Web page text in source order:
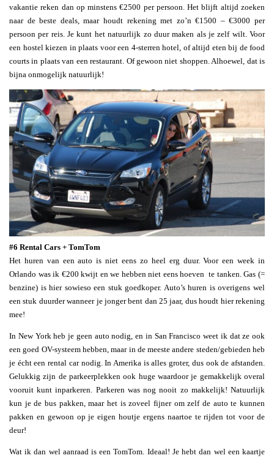
vakantie reken dan op minstens €2500 per persoon. Het blijft altijd zoeken
naar de beste deals, maar houdt rekening met zo’n €1500 – €3000 per
persoon per reis. Je kunt het natuurlijk zo duur maken als je zelf wilt. Voor
een hostel kiezen in plaats voor een 4-sterren hotel, of altijd eten bij de food
courts in plaats van een restaurant. Of gewoon niet shoppen. Alhoewel, dat is
bijna onmogelijk natuurlijk!
#6 Rental Cars + TomTom
Het huren van een auto is niet eens zo heel erg duur. Voor een week in
Orlando was ik €200 kwijt en we hebben niet eens hoeven te tanken. Gas (=
benzine) is hier sowieso een stuk goedkoper. Auto’s huren is overigens wel
een stuk duurder wanneer je jonger bent dan 25 jaar, dus houdt hier rekening
mee!
In New York heb je geen auto nodig, en in San Francisco weet ik dat ze ook
een goed OV-systeem hebben, maar in de meeste andere steden/gebieden heb
je écht een rental car nodig. In Amerika is alles groter, dus ook de afstanden.
Gelukkig zijn de parkeerplekken ook huge waardoor je gemakkelijk overal
vooruit kunt inparkeren. Parkeren was nog nooit zo makkelijk! Natuurlijk
kun je de bus pakken, maar het is zoveel fijner om zelf de auto te kunnen
pakken en gewoon op je eigen houtje ergens naartoe te rijden tot voor de
deur!
Wat ik dan wel aanraad is een TomTom. Ideaal! Je hebt dan wel een kaartje